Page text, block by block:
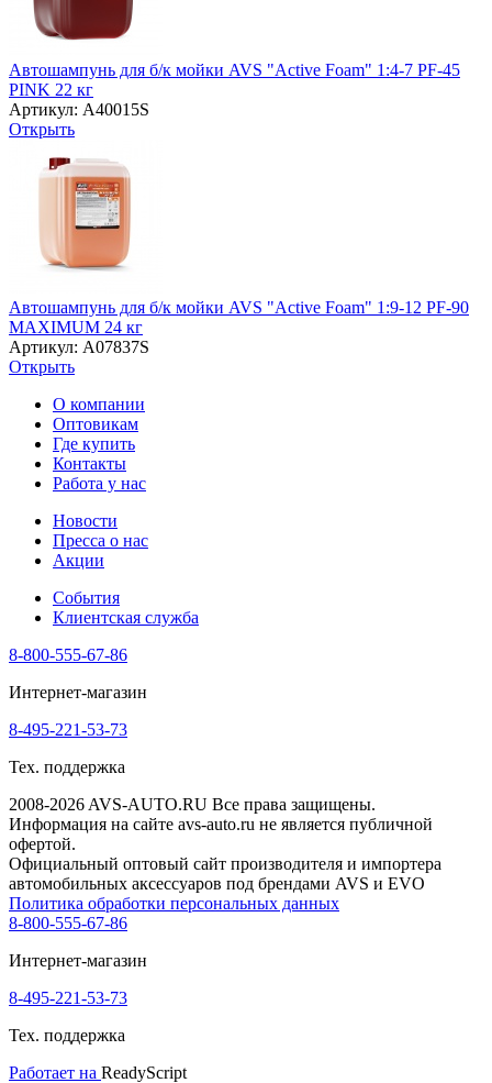
Автошампунь для б/к мойки AVS "Active Foam" 1:4-7 PF-45
PINK 22 кг
Артикул: A40015S
Открыть
Автошампунь для б/к мойки AVS "Active Foam" 1:9-12 PF-90
MAXIMUM 24 кг
Артикул: A07837S
Открыть
О компании
Оптовикам
Где купить
Контакты
Работа у нас
Новости
Пресса о нас
Акции
События
Клиентская служба
8-800-555-67-86
Интернет-магазин
8-495-221-53-73
Тех. поддержка
2008-2026 AVS-AUTO.RU Все права защищены.
Информация на сайте avs-auto.ru не является публичной
офертой.
Официальный оптовый сайт производителя и импортера
автомобильных аксессуаров под брендами AVS и EVO
Политика обработки персональных данных
8-800-555-67-86
Интернет-магазин
8-495-221-53-73
Тех. поддержка
Работает на ReadyScript